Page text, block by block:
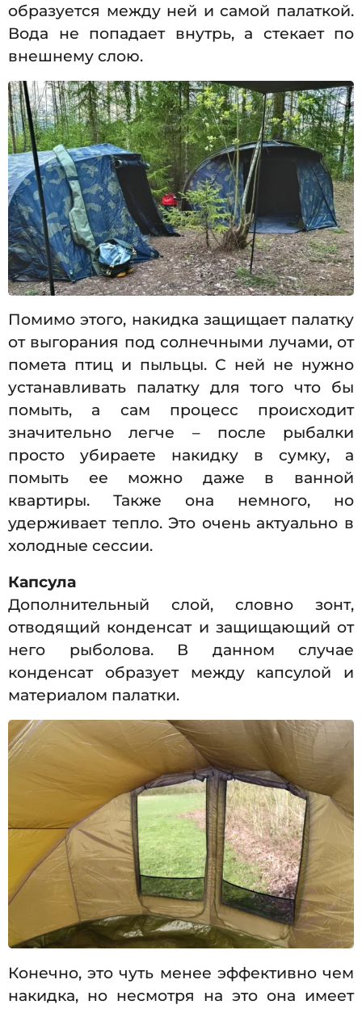
образуется между ней и самой палаткой.
Вода не попадает внутрь, а стекает по
внешнему слою.
Помимо этого, накидка защищает палатку
от выгорания под солнечными лучами, от
помета птиц и пыльцы. С ней не нужно
устанавливать палатку для того что бы
помыть, а сам процесс происходит
значительно легче – после рыбалки
просто убираете накидку в сумку, а
помыть ее можно даже в ванной
квартиры. Также она немного, но
удерживает тепло. Это очень актуально в
холодные сессии.
Капсула
Дополнительный слой, словно зонт,
отводящий конденсат и защищающий от
него рыболова. В данном случае
конденсат образует между капсулой и
материалом палатки.
Конечно, это чуть менее эффективно чем
накидка, но несмотря на это она имеет